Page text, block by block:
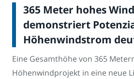
365 Meter hohes
demonstriert
Höhenwindstrom
Eine Gesamthöhe von 365
Höhenwindprojekt in eine neue